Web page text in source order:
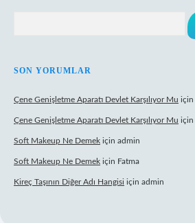
SON YORUMLAR
Çene Genişletme Aparatı Devlet Karşılıyor Mu için
Çene Genişletme Aparatı Devlet Karşılıyor Mu için
Soft Makeup Ne Demek için admin
Soft Makeup Ne Demek için Fatma
Kireç Taşının Diğer Adı Hangisi için admin